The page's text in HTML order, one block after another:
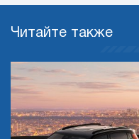
Читайте также